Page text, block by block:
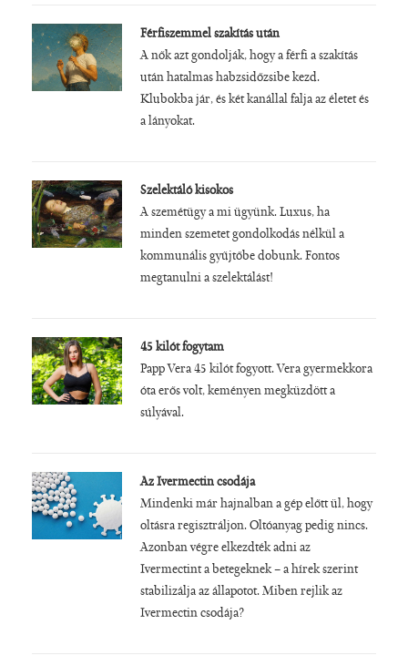
Férfiszemmel szakítás után
A nők azt gondolják, hogy a férfi a szakítás
után hatalmas habzsidőzsibe kezd.
Klubokba jár, és két kanállal falja az életet és
a lányokat.
Szelektáló kisokos
A szemétügy a mi ügyünk. Luxus, ha
minden szemetet gondolkodás nélkül a
kommunális gyűjtőbe dobunk. Fontos
megtanulni a szelektálást!
45 kilót fogytam
Papp Vera 45 kilót fogyott. Vera gyermekkora
óta erős volt, keményen megküzdött a
súlyával.
Az Ivermectin csodája
Mindenki már hajnalban a gép előtt ül, hogy
oltásra regisztráljon. Oltóanyag pedig nincs.
Azonban végre elkezdték adni az
Ivermectint a betegeknek – a hírek szerint
stabilizálja az állapotot. Miben rejlik az
Ivermectin csodája?